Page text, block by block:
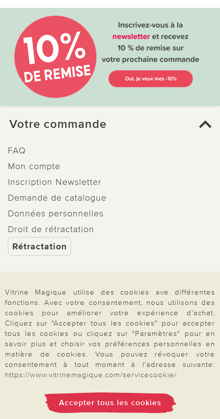
Votre commande
FAQ
Mon compte
Inscription Newsletter
Demande de catalogue
Données personnelles
Droit de rétractation
Rétractation
Paiement & Livraison
À propos de nous
Besoin d'aide?
Mentions légales |CGV|Données & liberté|Vie privée & cookies
Vitrine Magique utilise des cookies ave différentes
fonctions. Avec votre consentement, nous utilisons des
cookies pour améliorer votre expérience d'achat.
Cliquez sur "Accepter tous les cookies" pour accepter
tous les cookies ou cliquez sur "Paramètres" pour en
savoir plus et choisir vos préférences personnelles en
matière de cookies. Vous pouvez révoquer votre
consentement à tout moment à l'adresse suivante:
https://www.vitrinemagique.com/servicecookie/
Accepter tous les cookies